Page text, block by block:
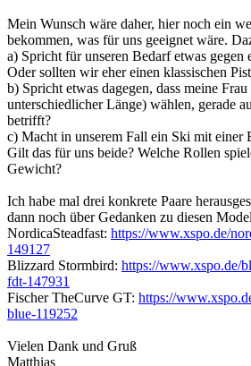
Mein Wunsch wäre daher, hier noch ein
bekommen, was für uns geeignet wäre.
a) Spricht für unseren Bedarf etwas
Oder sollten wir eher einen klassischen
b) Spricht etwas dagegen, dass meine
unterschiedlicher Länge) wählen, gerade
betrifft?
c) Macht in unserem Fall ein Ski mit einer
Gilt das für uns beide? Welche Rollen
Gewicht?
Ich habe mal drei konkrete Paare
dann noch über Gedanken zu diesen
NordicaSteadfast: https://www.xspo.de/
149127
Blizzard Stormbird: https://www.xspo.de/
fdt-147931
Fischer TheCurve GT: https://
blue-119252
Vielen Dank und Gruß
Matthias